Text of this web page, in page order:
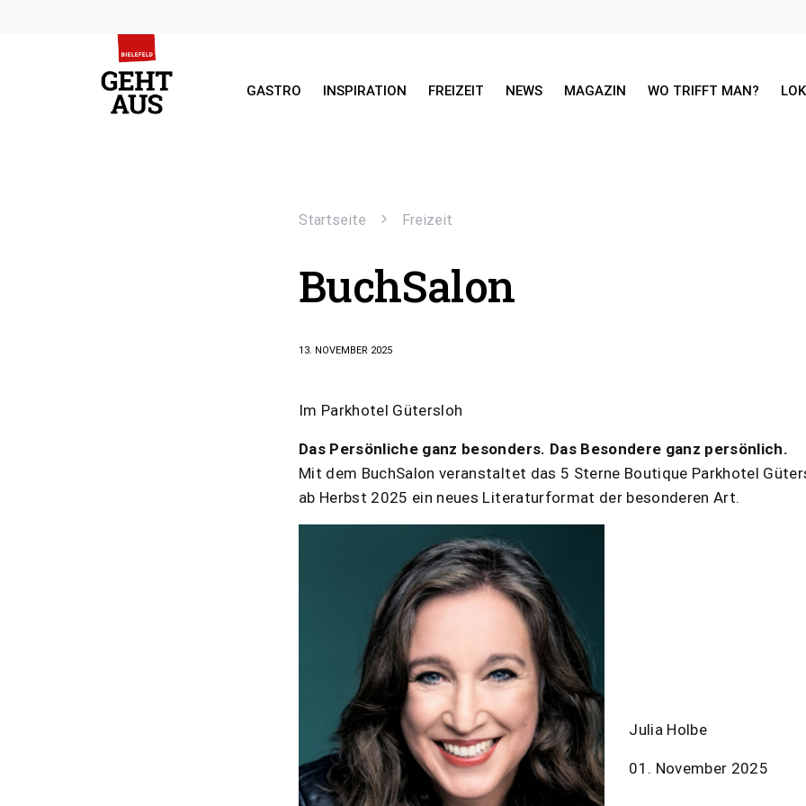
GASTRO INSPIRATION FREIZEIT NEWS MAGAZIN WO TRIFFT MAN?
Startseite Freizeit
BuchSalon
13. NOVEMBER 2025
Im Parkhotel Gütersloh
Das Persönliche ganz besonders. Das Besondere ganz persönlich.
Mit dem BuchSalon veranstaltet das 5 Sterne Boutique Parkhotel
ab Herbst 2025 ein neues Literaturformat der besonderen Art.
Julia Holbe
01. November 2025